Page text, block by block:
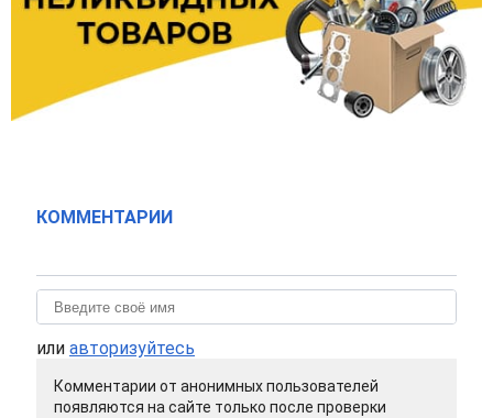
КОММЕНТАРИИ
или авторизуйтесь
Комментарии от анонимных пользователей
появляются на сайте только после проверки